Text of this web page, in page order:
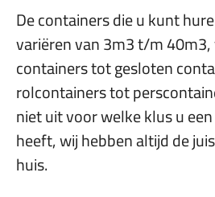
De containers die u kunt
variëren van 3m3 t/m
containers tot gesloten
rolcontainers tot
niet uit voor welke klus u
heeft, wij hebben altijd de
huis.